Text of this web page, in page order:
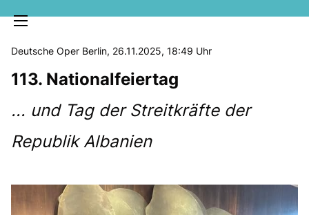
MELDUNGEN
SOZIALE MEDIEN
Deutsche Oper Berlin, 26.11.2025, 18:49 Uhr
113. Nationalfeiertag
... und Tag der Streitkräfte der
Republik Albanien